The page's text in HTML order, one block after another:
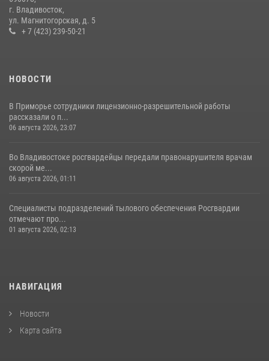
действия постояльца гостиницы
16 июля 2026, 01:13
г. Владивосток,
ул. Магнитогорская, д. 5
+ 7 (423) 239-50-21
НОВОСТИ
В Приморье сотрудники лицензионно-разрешительной работы
рассказали о п...
06 августа 2026, 23:07
Во Владивостоке росгвардейцы передали правонарушителя врачам
скорой ме...
06 августа 2026, 01:11
Специалисты подразделений тылового обеспечения Росгвардии
отмечают про...
01 августа 2026, 02:13
НАВИГАЦИЯ
Новости
Карта сайта